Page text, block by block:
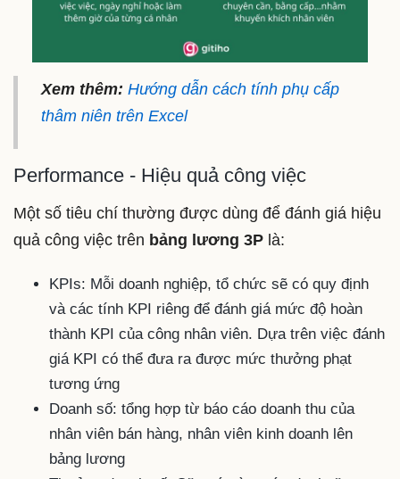
Xem thêm: Hướng dẫn cách tính phụ cấp
thâm niên trên Excel
Performance - Hiệu quả công việc
Một số tiêu chí thường được dùng để đánh giá hiệu
quả công việc trên bảng lương 3P là:
KPIs: Mỗi doanh nghiệp, tổ chức sẽ có quy định
và các tính KPI riêng để đánh giá mức độ hoàn
thành KPI của công nhân viên. Dựa trên việc đánh
giá KPI có thể đưa ra được mức thưởng phạt
tương ứng
Doanh số: tổng hợp từ báo cáo doanh thu của
nhân viên bán hàng, nhân viên kinh doanh lên
bảng lương